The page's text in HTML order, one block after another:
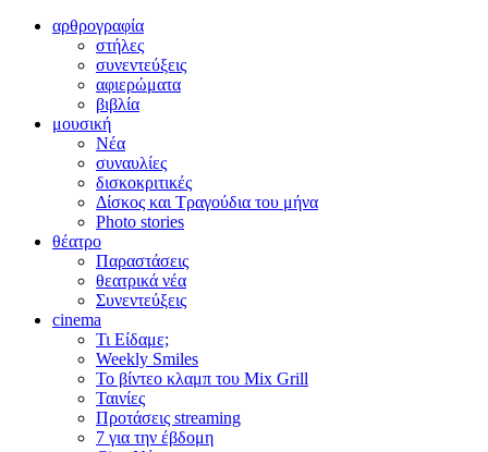
αρθρογραφία
στήλες
συνεντεύξεις
αφιερώματα
βιβλία
μουσική
Νέα
συναυλίες
δισκοκριτικές
Δίσκος και Τραγούδια του μήνα
Photo stories
θέατρο
Παραστάσεις
θεατρικά νέα
Συνεντεύξεις
cinema
Τι Είδαμε;
Weekly Smiles
Το βίντεο κλαμπ του Mix Grill
Ταινίες
Προτάσεις streaming
7 για την έβδομη